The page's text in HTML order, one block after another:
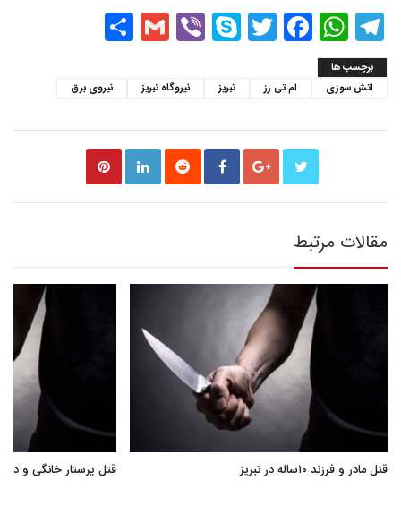
Telegram
WhatsApp
Facebook
Twitter
Skype
Viber
Gmail
برچسب ها
اتش سوزی
ام تی رز تبریز نیروگاه تبریز نیروی برق
مقالات مرتبط
قتل مادر و فرزند ۱۰ساله در تبریز قتل پرستار خانگی و